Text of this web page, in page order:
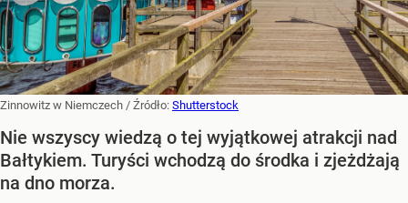
Zinnowitz w Niemczech / Źródło: Shutterstock
Nie wszyscy wiedzą o tej wyjątkowej atrakcji nad
Bałtykiem. Turyści wchodzą do środka i zjeżdżają
na dno morza.